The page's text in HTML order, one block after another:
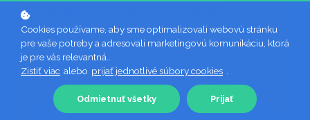
BEZPLATNÁ
KONZULTÁCIA
Kurz pomáha odhaľovať príčiny odporu k zmene a ponúka
praktické nástroje na zapájanie ľudí, budovanie dôvery a
úspešné zavádzanie inovácií.
Prihlásiť sa
Cookies používame, aby sme optimalizovali webovú stránku
pre vaše potreby a adresovali marketingovú komunikáciu, ktorá
je pre vás relevantná..
Zistiť viac alebo prijať jednotlivé súbory cookies
Odmietnuť všetky Prijať